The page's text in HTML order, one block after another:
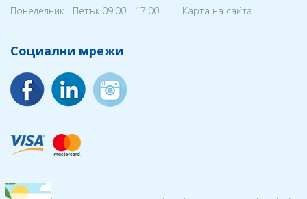
Понеделник - Петък 09:00 - 17:00
Карта на сайта
Социални мрежи